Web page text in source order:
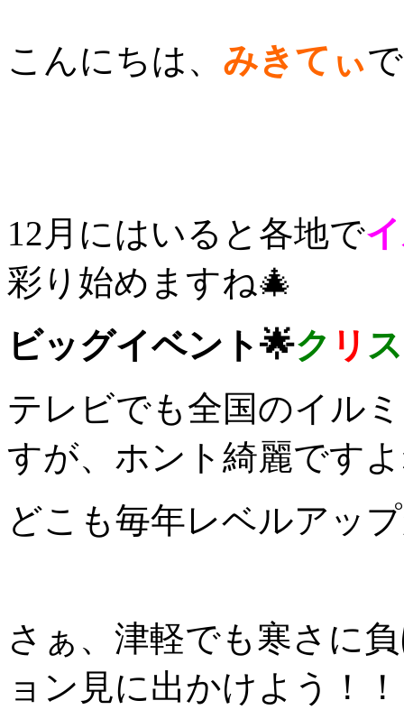
こんにちは、 みきてぃ
12月にはいると各地で
彩り始めますね🎄
ビッグイベント🌟ク リ ス
テレビでも全国のイル
すが、ホント綺麗です
どこも毎年レベルアッ
さぁ、津軽でも寒さに
ョン見に出かけよう！！